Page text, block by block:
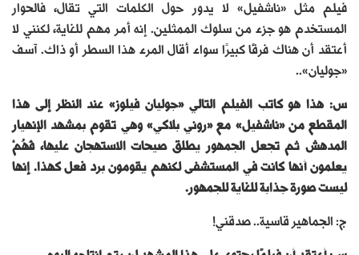
فيلم مثل «ناشفيل» لا يدور حول الكلمات التي تقال، فالحوار
المستخدم هو جزء من سلوك الممثلين. إنه أمر مهم للغاية، لكنني لا
أعتقد أن هناك فرقًا كبيرًا سواء أقال المرء هذا السطر أو ذاك. آسف
«جوليان»..
س: هذا هو كاتب الفيلم التالي «جوليان فيلوز» عند النظر إلى هذا
المقطع من «ناشفيل» مع «روني بلاكي» وهي تقوم بمشهد الإنهيار
المدهش ثم تجعل الجمهور يطلق صيحات الاستهجان عليها، فَهُمْ
يعلمون أنها كانت في المستشفى لكنهم يقومون برد فعل كهذا. إنها
ليست صورة جذابة للغاية للجمهور.
ج: الجماهير قاسية.. صدقني!